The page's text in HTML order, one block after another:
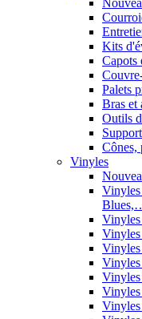
Kits
Capots
Palets
Bras et
Outils
Cônes,
Vinyles
Vinyles
Vinyles
Vinyles
Vinyles